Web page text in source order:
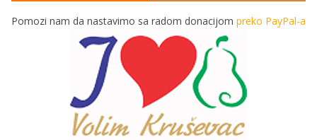
Pomozi nam da nastavimo sa radom donacijom preko PayPal-a